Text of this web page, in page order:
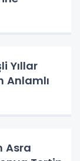
Yıllar
Anlamlı
Asra